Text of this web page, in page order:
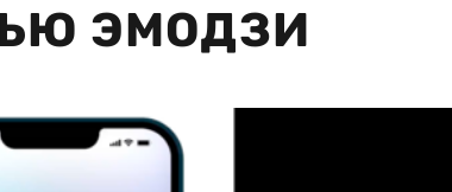
ЭМОДЗИ